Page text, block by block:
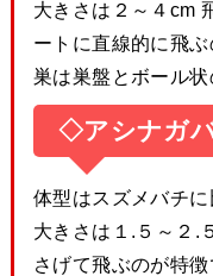
大きさは２～４cm
ートに直線的に飛ぶ
巣は巣盤とボール状
◇アシナガ
体型はスズメバチに
大きさは１.５～２.
さげて飛ぶのが特徴